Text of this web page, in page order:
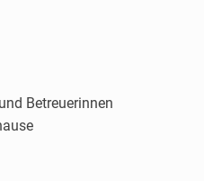
Betreuerinnen